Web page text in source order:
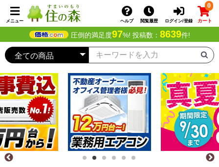
メニュー ヘルプ 閲覧履歴 ログイン/登録
0
カート
圧倒的満足度97%! 投稿数： 8639件!